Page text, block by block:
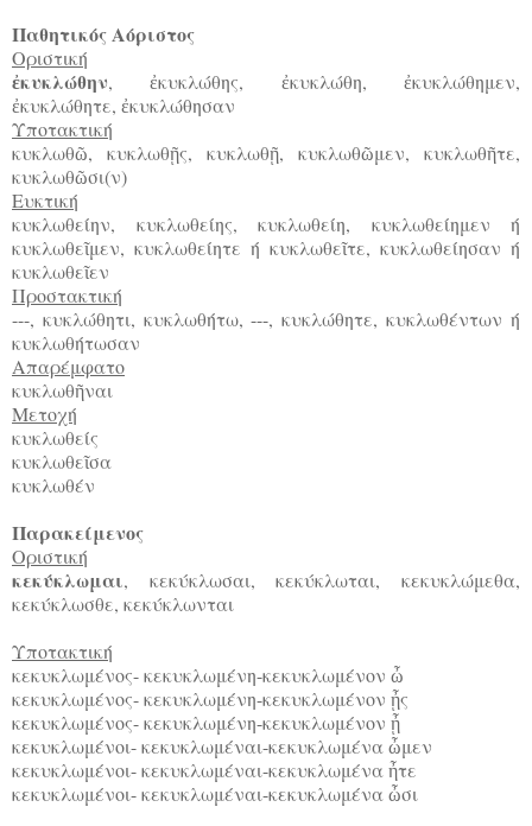
Παθητικός Αόριστος
Οριστική
ἐκυκλώθην,ἐκυκλώθης, ἐκυκλώθη,ἐκυκλώθημεν,
ἐκυκλώθητε, ἐκυκλώθησαν
Υποτακτική
κυκλωθῶ, κυκλωθῇς, κυκλωθῇ, κυκλωθῶμεν, κυκλωθῆτε,
κυκλωθῶσι(ν)
Ευκτική
κυκλωθείην, κυκλωθείης, κυκλωθείη, κυκλωθείημεν ή
κυκλωθεῖμεν, κυκλωθείητε ή κυκλωθεῖτε, κυκλωθείησαν ή
κυκλωθεῖεν
Προστακτική
---, κυκλώθητι, κυκλωθήτω, ---, κυκλώθητε, κυκλωθέντων ή
κυκλωθήτωσαν
Απαρέμφατο
κυκλωθῆναι
Μετοχή
κυκλωθείς
κυκλωθεῖσα
κυκλωθέν
Παρακείμενος
Οριστική
κεκύκλωμαι, κεκύκλωσαι, κεκύκλωται, κεκυκλώμεθα,
κεκύκλωσθε, κεκύκλωνται
Υποτακτική
κεκυκλωμένος- κεκυκλωμένη-κεκυκλωμένον ὦ
κεκυκλωμένος- κεκυκλωμένη-κεκυκλωμένον ᾖς
κεκυκλωμένος- κεκυκλωμένη-κεκυκλωμένον ᾖ
κεκυκλωμένοι- κεκυκλωμέναι-κεκυκλωμένα ὦμεν
κεκυκλωμένοι- κεκυκλωμέναι-κεκυκλωμένα ἦτε
κεκυκλωμένοι- κεκυκλωμέναι-κεκυκλωμένα ὦσι